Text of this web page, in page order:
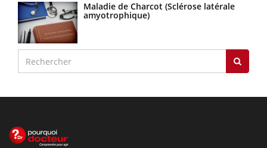
Maladie de Charcot (Sclérose latérale
amyotrophique)